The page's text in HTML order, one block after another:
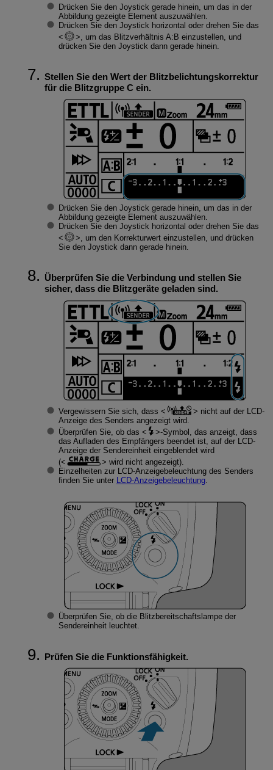
Drücken Sie den Joystick gerade hinein, um das in der
Abbildung gezeigte Element auszuwählen.
Drücken Sie den Joystick horizontal oder drehen Sie das
, um das Blitzverhältnis A:B einzustellen, und
drücken Sie den Joystick dann gerade hinein.
Stellen Sie den Wert der Blitzbelichtungskorrektur
für die Blitzgruppe C ein.
Drücken Sie den Joystick gerade hinein, um das in der
Abbildung gezeigte Element auszuwählen.
Drücken Sie den Joystick horizontal oder drehen Sie das
, um den Korrekturwert einzustellen, und drücken
Sie den Joystick dann gerade hinein.
Überprüfen Sie die Verbindung und stellen Sie
sicher, dass die Blitzgeräte geladen sind.
Vergewissern Sie sich, dass
nicht auf der LCD-
Anzeige des Senders angezeigt wird.
Überprüfen Sie, ob das
-Symbol, das anzeigt, dass
das Aufladen des Empfängers beendet ist, auf der LCD-
Anzeige der Sendereinheit eingeblendet wird
(
wird nicht angezeigt).
Einzelheiten zur LCD-Anzeigebeleuchtung des Senders
finden Sie unter LCD-Anzeigebeleuchtung.
Überprüfen Sie, ob die Blitzbereitschaftslampe der
Sendereinheit leuchtet.
Prüfen Sie die Funktionsfähigkeit.